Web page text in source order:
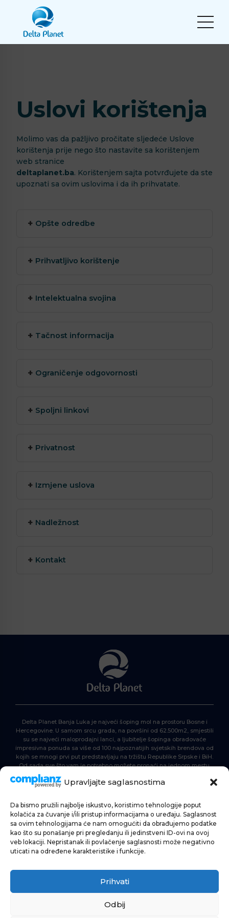
Upravljajte saglasnostima
Da bismo pružili najbolje iskustvo, koristimo tehnologije poput
kolačića za čuvanje i/ili pristup informacijama o uređaju. Saglasnost
sa ovim tehnologijama će nam omogućiti da obrađujemo podatke
kao što su ponašanje pri pregledanju ili jedinstveni ID-ovi na ovoj
veb lokaciji. Nepristanak ili povlačenje saglasnosti može negativno
uticati na određene karakteristike i funkcije.
Prihvati
Odbij
Uslovi korištenja
Molimo vas da pažljivo pročitate sljedeće Uslove
korištenja prije nego što nastavite sa korištenjem
web stranice
deltaplanet.ba. Korištenjem sajta potvrđujete da ste
upoznati sa ovim uslovima i da ih prihvatate.
Opšte odredbe
Prihvatljivo korištenje
Intelektualna svojina
Tačnost informacija
Ograničenje odgovornosti
Spoljni linkovi
Privatnost
Izmjene uslova
Nadležnost
Kontakt
Delta Planet Banja Luka je najveći šoping mol na prostoru Bosne i
Hercegovine. U samom srcu grada, na površini od 62.500m2, smjestili
su se najveći maloprodajni lanci, a ljubitelje šopinga obradovaće
impresivna ponuda sa više od 100 najpoznatijih svjetskih brendova od
kojih se mnogi prvi put predstavljaju na tržištu Republike Srpske i BiH.
Od sada sve što vam je potrebno možete pronaći na jednom mestu.
Delta Planet – nova nezaobilazna šoping destinacija!
POČETNA
ŠOPING
AKTUELNOSTI
ZABAVA